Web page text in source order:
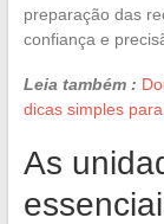
preparação das
confiança e
Leia também :
dicas simples
As